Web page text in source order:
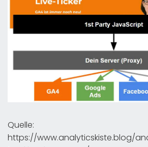
Quelle:
https://www.analyticskiste.blog/